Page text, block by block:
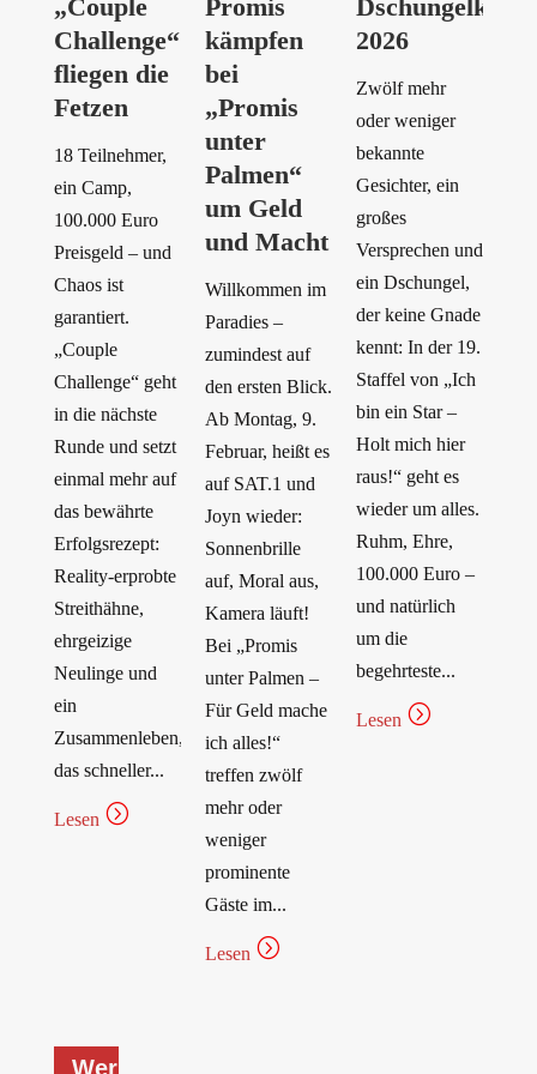
„Couple
Challenge“
fliegen die
Fetzen
18 Teilnehmer,
ein Camp,
100.000 Euro
Preisgeld – und
Chaos ist
garantiert.
„Couple
Challenge“ geht
in die nächste
Runde und setzt
einmal mehr auf
das bewährte
Erfolgsrezept:
Reality-erprobte
Streithähne,
ehrgeizige
Neulinge und
ein
Zusammenleben,
das schneller...
Lesen =
Promis
kämpfen
bei
„Promis
unter
Palmen“
um Geld
und Macht
Willkommen im
Paradies –
zumindest auf
den ersten Blick.
Ab Montag, 9.
Februar, heißt es
auf SAT.1 und
Joyn wieder:
Sonnenbrille
auf, Moral aus,
Kamera läuft!
Bei „Promis
unter Palmen –
Für Geld mache
ich alles!“
treffen zwölf
mehr oder
weniger
prominente
Gäste im...
Lesen =
2026
Zwölf mehr
oder weniger
bekannte
Gesichter, ein
großes
Versprechen und
ein Dschungel,
der keine Gnade
kennt: In der 19.
Staffel von „Ich
bin ein Star –
Holt mich hier
raus!“ geht es
wieder um alles.
Ruhm, Ehre,
100.000 Euro –
und natürlich
um die
begehrteste...
Lesen =
Wer